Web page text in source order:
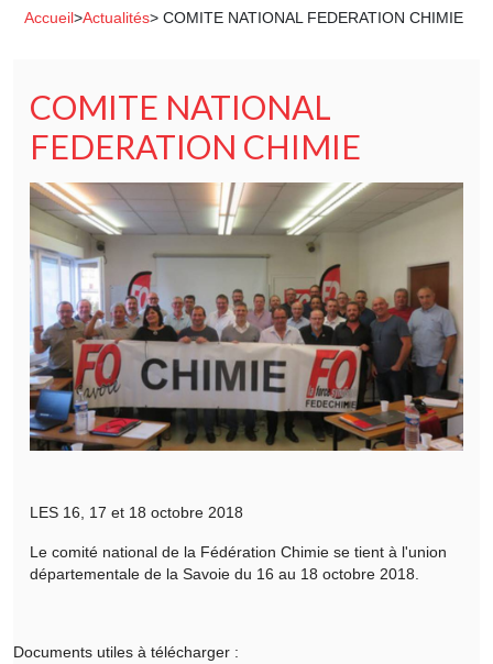
Accueil>Actualités> COMITE NATIONAL FEDERATION CHIMIE
COMITE NATIONAL
FEDERATION CHIMIE
LES 16, 17 et 18 octobre 2018
Le comité national de la Fédération Chimie se tient à l'union
départementale de la Savoie du 16 au 18 octobre 2018.
Documents utiles à télécharger :